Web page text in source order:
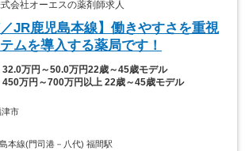
会社オーエスの薬剤師求人
／JR鹿児島本線】働きやすさを重視
ムを導入する薬局です！
32.0万円～50.0万円22歳～45歳モデル
450万円～700万円以上 22歳～45歳モデル
津市
島本線(門司港－八代) 福間駅